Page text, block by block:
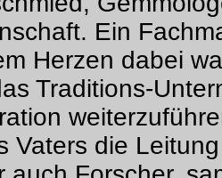
Ein
Herzen dabei
Traditions-
Vaters die